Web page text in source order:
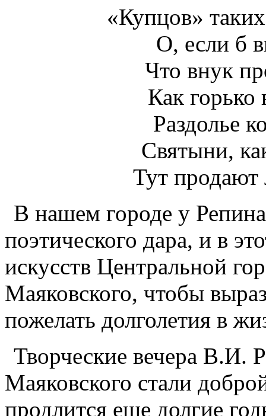
«Купцов»
О, если б
Что внук
Как горько
Раздолье
Святыни,
Тут
В нашем городе у
поэтического дара, и в
искусств Центральной
Маяковского, чтобы
пожелать долголетия в
Творческие вечера В.И.
Маяковского стали
продлится еще долгие